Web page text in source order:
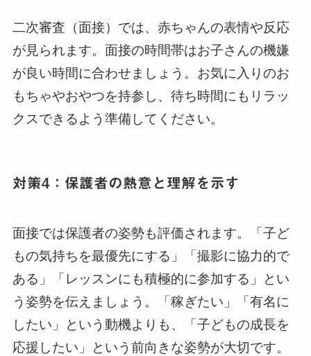
二次審査（面接）では、赤ちゃんの表情や反応
が見られます。面接の時間帯はお子さんの機嫌
が良い時間に合わせましょう。お気に入りのお
もちゃやおやつを持参し、待ち時間にもリラッ
クスできるよう準備してください。
対策4：保護者の熱意と理解を示す
面接では保護者の姿勢も評価されます。「子ど
もの気持ちを最優先にする」「撮影に協力的で
ある」「レッスンにも積極的に参加する」とい
う姿勢を伝えましょう。「稼ぎたい」「有名に
したい」という動機よりも、「子どもの成長を
応援したい」という前向きな姿勢が大切です。